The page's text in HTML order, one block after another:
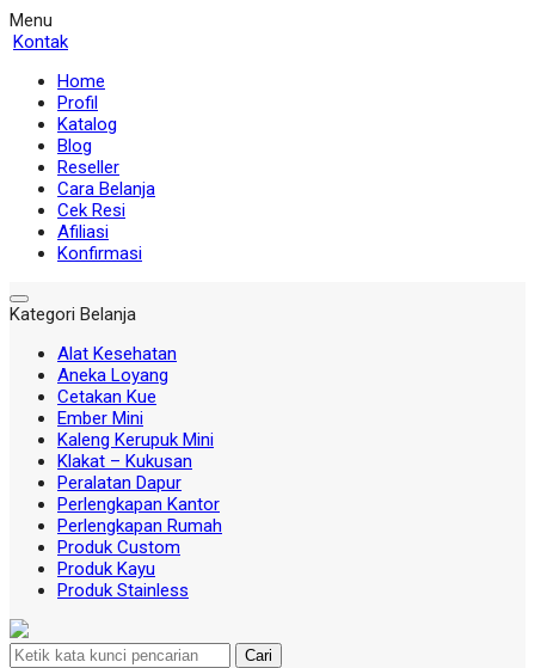
Menu
Kontak
Home
Profil
Katalog
Blog
Reseller
Cara Belanja
Cek Resi
Afiliasi
Konfirmasi
Kategori Belanja
Alat Kesehatan
Aneka Loyang
Cetakan Kue
Ember Mini
Kaleng Kerupuk Mini
Klakat – Kukusan
Peralatan Dapur
Perlengkapan Kantor
Perlengkapan Rumah
Produk Custom
Produk Kayu
Produk Stainless
Cari